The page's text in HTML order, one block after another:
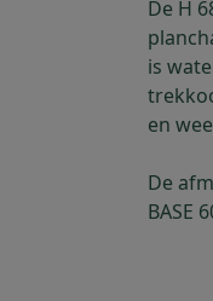
De H
is
en
De
BASE